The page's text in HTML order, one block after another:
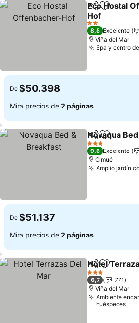
Compartir
Agregar
Eco Hostal
Hof
Ver precios
2 Estrellas
8,8 Excelente
Viña del Mar
Spa y centro
De $50.398
Mira precios de 2 páginas
Compartir
Agregar
Novaqua
3 Estrellas
9,6 Excelente
Olmué
Amplio jardín
De $51.137
Mira precios de 2 páginas
Compartir
Agregar
Hotel
3 Estrellas
6,7
771
Viña del Mar
Ambiente
huéspedes